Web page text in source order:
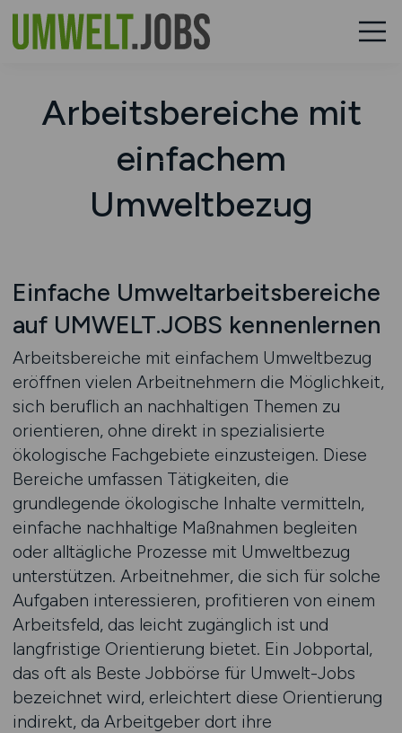
Arbeitsbereiche mit
einfachem
Umweltbezug
Einfache Umweltarbeitsbereiche
auf UMWELT.JOBS kennenlernen
Arbeitsbereiche mit einfachem Umweltbezug
eröffnen vielen Arbeitnehmern die Möglichkeit,
sich beruflich an nachhaltigen Themen zu
orientieren, ohne direkt in spezialisierte
ökologische Fachgebiete einzusteigen. Diese
Bereiche umfassen Tätigkeiten, die
grundlegende ökologische Inhalte vermitteln,
einfache nachhaltige Maßnahmen begleiten
oder alltägliche Prozesse mit Umweltbezug
unterstützen. Arbeitnehmer, die sich für solche
Aufgaben interessieren, profitieren von einem
Arbeitsfeld, das leicht zugänglich ist und
langfristige Orientierung bietet. Ein Jobportal,
das oft als Beste Jobbörse für Umwelt-Jobs
bezeichnet wird, erleichtert diese Orientierung
indirekt, da Arbeitgeber dort ihre